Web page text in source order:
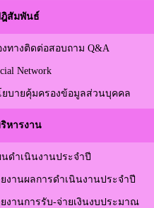
สัมพันธ์
ทางติดต่อสอบถาม Q&A
Network
บายคุ้มครองข้อมูลส่วนบุคคล
หารงาน
ดำเนินงานประจำปี
งานผลการดำเนินงานประจำปี
งานการรับ-จ่ายเงินงบประมาณ